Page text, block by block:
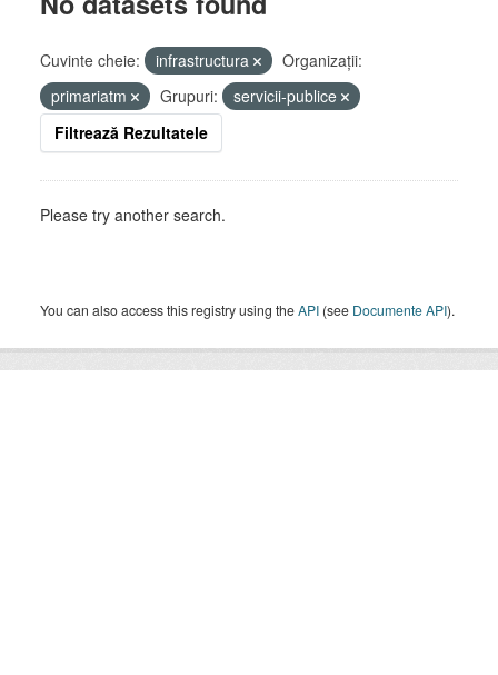
Cuvinte cheie: infrastructura
Organizații:
primariatm
Grupuri:
servicii-publice
Filtrează Rezultatele
Please try another search.
You can also access this registry using theAPI (see Documente API).